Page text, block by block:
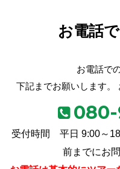
お電話
お電話で
下記までお願いします。
080-
受付時間 平日 9:00～
前までにお